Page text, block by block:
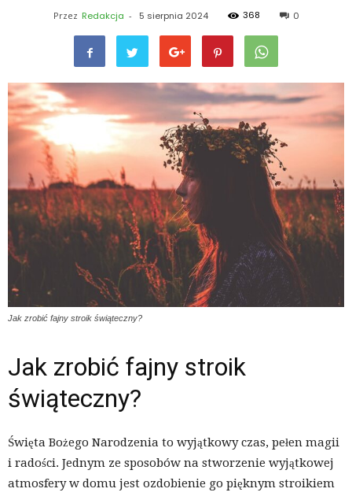
Przez Redakcja - 5 sierpnia 2024 368 0
Jak zrobić fajny stroik świąteczny?
Jak zrobić fajny stroik
świąteczny?
Święta Bożego Narodzenia to wyjątkowy czas, pełen magii
i radości. Jednym ze sposobów na stworzenie wyjątkowej
atmosfery w domu jest ozdobienie go pięknym stroikiem